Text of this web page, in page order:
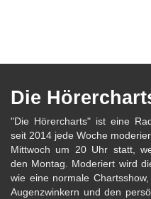
Die
"Die Hörercharts" ist eine
seit 2014 jede Woche
Mittwoch um 20 Uhr statt,
den Montag. Moderiert wird
wie eine normale
Augenzwinkern und den